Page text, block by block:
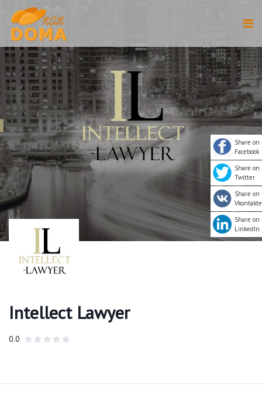
Intellect Lawyer
0.0
Share on
Facebook
Share on
Twitter
Share on
Vkontakte
Share on
LinkedIn